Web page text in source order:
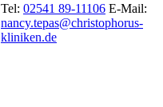
Tel: 02541 89-11106 E-Mail:
nancy.tepas@christophorus-
kliniken.de